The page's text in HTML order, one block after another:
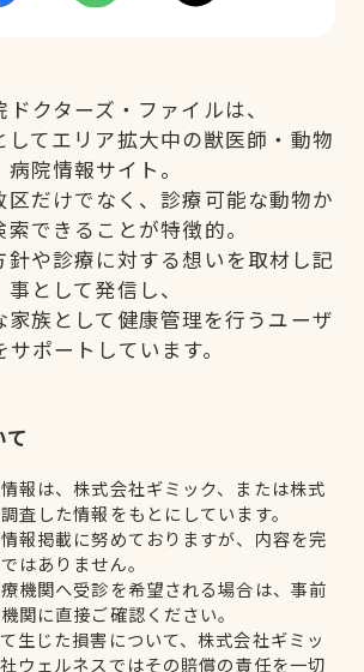
クターズ・ファイルは、
してエリア拡大中の獣医師・動物
病院情報サイト。
区だけでなく、診療可能な動物か
索できることが特徴的。
針や診療に対する想いを取材し記
事として発信し、
家族として健康管理を行うユーザ
サポートしています。
報は、株式会社ギミック、または株式
査した情報をもとにしています。
報掲載に努めておりますが、内容を完
はありません。
機関へ受診を希望される場合は、事前
関に直接ご確認ください。
生じた損害について、株式会社ギミッ
ウェルネスではその賠償の責任を一切